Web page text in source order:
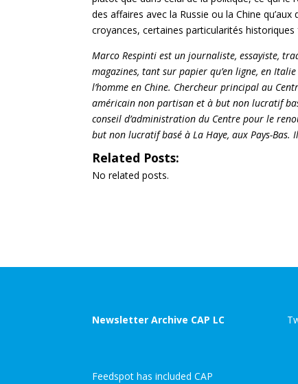
des affaires avec la Russie ou la Chine
croyances, certaines particularités
Marco Respinti est un journaliste, essayiste,
magazines, tant sur papier qu’en ligne, en
l’homme en Chine. Chercheur principal au
américain non partisan et à but non lucratif
conseil d’administration du Centre pour le
but non lucratif basé à La Haye, aux Pays-
Related Posts:
No related posts.
Newsletter Archive CAP LC
Feedspot has included CAP